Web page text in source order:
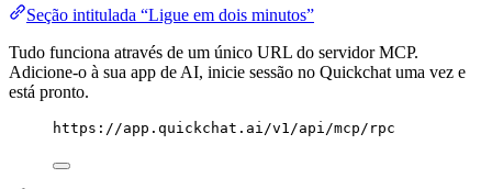
Seção intitulada “Ligue em dois minutos”
Tudo funciona através de um único URL do servidor MCP.
Adicione-o à sua app de AI, inicie sessão no Quickchat uma vez e
está pronto.
https://app.quickchat.ai/v1/api/mcp/rpc